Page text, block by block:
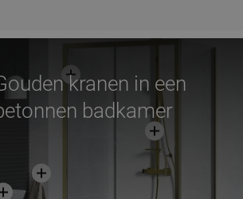
kranen in een
badkamer